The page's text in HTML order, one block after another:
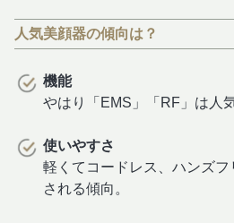
人気美顔器の傾向は？
機能
やはり「EMS」「RF」は人
使いやすさ
軽くてコードレス、ハンズ
される傾向。